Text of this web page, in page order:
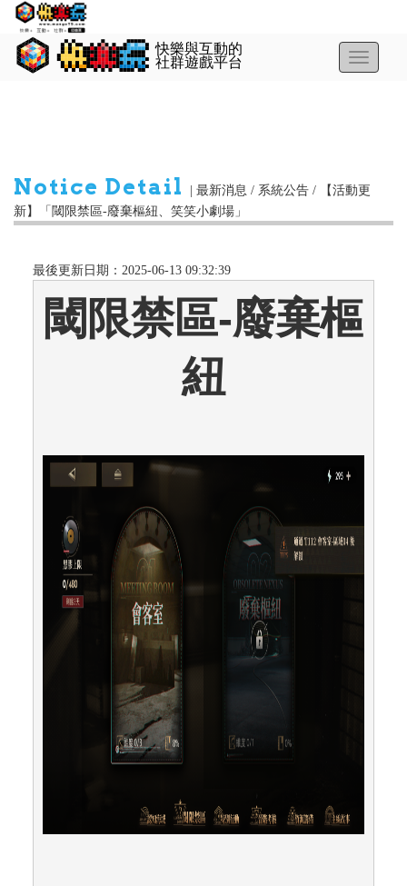
Toggle
Notice Detail | 最新消息 / 系統公告 /
【活動更
新】「閾限禁區-廢棄樞紐、笑笑小劇場」
最後更新日期：2025-06-13 09:32:39
閾限禁區-廢棄樞
紐